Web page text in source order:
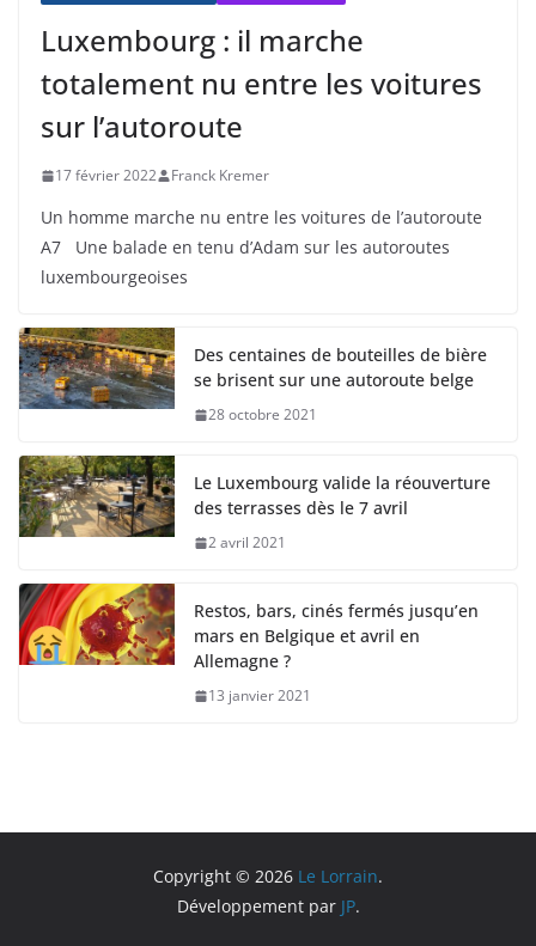
Luxembourg : il marche
totalement nu entre les voitures
sur l’autoroute
17 février 2022 Franck Kremer
Un homme marche nu entre les voitures de l’autoroute
A7 Une balade en tenu d’Adam sur les autoroutes
luxembourgeoises
Des centaines de bouteilles de bière
se brisent sur une autoroute belge
28 octobre 2021
Le Luxembourg valide la réouverture
des terrasses dès le 7 avril
2 avril 2021
Restos, bars, cinés fermés jusqu’en
mars en Belgique et avril en
Allemagne ?
13 janvier 2021
Copyright © 2026 Le Lorrain.
Développement par JP.